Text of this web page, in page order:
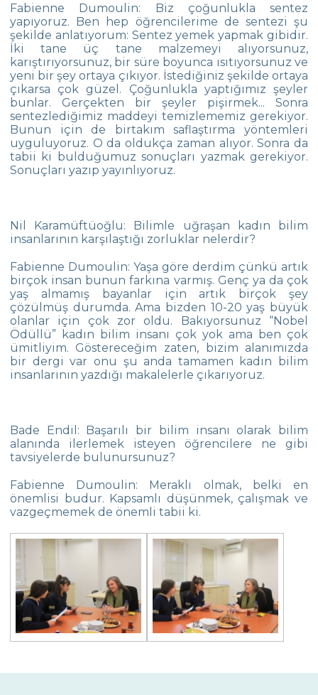
Ortaokul Robotik Takımı
Yıldızlar Yüzme İl Şampiyonası
İstanbul Bilim Olimpiyatları Finali
Çevre Koleji 19. Kitap Şenliği “Hayatı
Okumak”
Medeniyetler Sergisi
İstanbul Bilim Olimpiyatları
5. Sınıf Öğrencilerimiz Vladimir Tumanov
ile Buluşuyor
Farkında Olun, Empati Kurun, Engelleri
Kaldırın
Türkiye Küçükler Bireysel Yüzme
Şampiyonası
10 Kasım’da Atatürk’e Yolculuk
Cambridge PET (Preliminary For Schools)
Ortaokul Kapanış Töreni
Bilim Fuarı
Çevre Kolejinde “Bir Hilal Uğruna”
10 KASIM’DA ÇEVRE KOLEJİ “SENDEN
ÖĞRENDİK”
5 ve 9. Sınıf Öğrencilerimiz Okulda
Online Veli Akademisi
Eskrimde İl Başarısı
Fen ve Robotik Takımı Ödüllerle Döndü
Fabienne Dumoulin: Biz çoğunlukla sentez
yapıyoruz. Ben hep öğrencilerime de sentezi şu
şekilde anlatıyorum: Sentez yemek yapmak gibidir.
İki tane üç tane malzemeyi alıyorsunuz,
karıştırıyorsunuz, bir süre boyunca ısıtıyorsunuz ve
yeni bir şey ortaya çıkıyor. İstediğiniz şekilde ortaya
çıkarsa çok güzel. Çoğunlukla yaptığımız şeyler
bunlar. Gerçekten bir şeyler pişirmek... Sonra
sentezlediğimiz maddeyi temizlememiz gerekiyor.
Bunun için de birtakım saflaştırma yöntemleri
uyguluyoruz. O da oldukça zaman alıyor. Sonra da
tabii ki bulduğumuz sonuçları yazmak gerekiyor.
Sonuçları yazıp yayınlıyoruz.
Nil Karamüftüoğlu: Bilimle uğraşan kadın bilim
insanlarının karşılaştığı zorluklar nelerdir?
Fabienne Dumoulin: Yaşa göre derdim çünkü artık
birçok insan bunun farkına varmış. Genç ya da çok
yaş almamış bayanlar için artık birçok şey
çözülmüş durumda. Ama bizden 10-20 yaş büyük
olanlar için çok zor oldu. Bakıyorsunuz “Nobel
Ödüllü” kadın bilim insanı çok yok ama ben çok
ümitliyim. Göstereceğim zaten, bizim alanımızda
bir dergi var onu şu anda tamamen kadın bilim
insanlarının yazdığı makalelerle çıkarıyoruz.
Bade Endil: Başarılı bir bilim insanı olarak bilim
alanında ilerlemek isteyen öğrencilere ne gibi
tavsiyelerde bulunursunuz?
Fabienne Dumoulin: Meraklı olmak, belki en
önemlisi budur. Kapsamlı düşünmek, çalışmak ve
vazgeçmemek de önemli tabii ki.